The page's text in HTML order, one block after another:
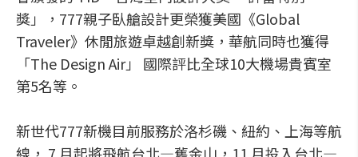
獎」，777親子臥艙設計更榮獲美國《Global
Traveler》休閒旅遊卓越創新獎，華航同時也獲得
「The Design Air」 國際評比全球10大機場貴賓室
第5名等。
新世代777新機目前服務於洛杉磯、紐約、上海等航